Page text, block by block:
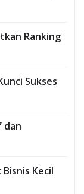
Ranking
Sukses
dan
Kecil